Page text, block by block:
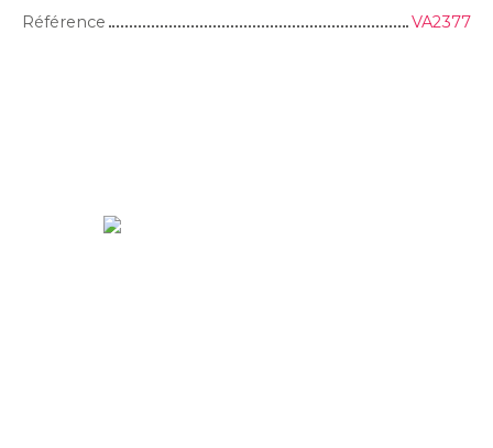
Référence
VA2377